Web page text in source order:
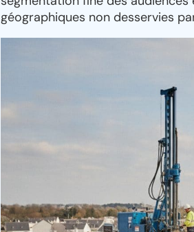
géographiques non desservies